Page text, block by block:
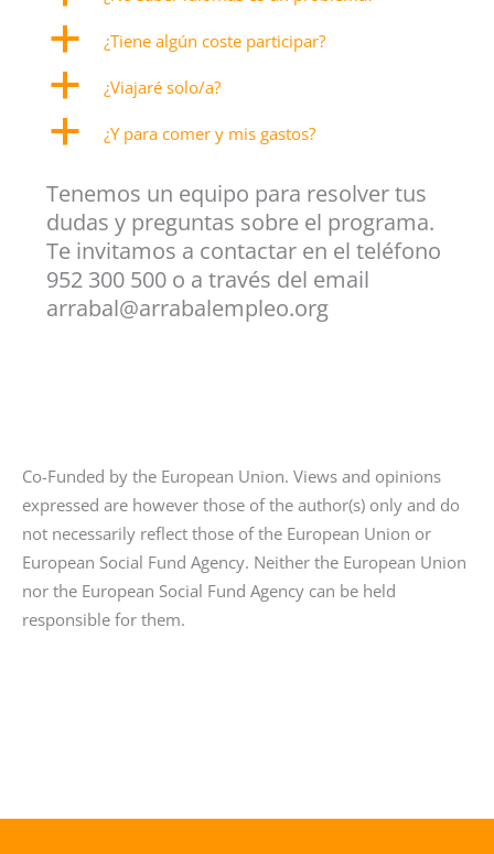
a ¿Tiene algún coste participar?
a ¿Viajaré solo/a?
a ¿Y para comer y mis gastos?
Tenemos un equipo para resolver tus
dudas y preguntas sobre el programa.
Te invitamos a contactar en el teléfono
952 300 500 o a través del email
arrabal@arrabalempleo.org
Co-Funded by the European Union. Views and opinions
expressed are however those of the author(s) only and do
not necessarily reflect those of the European Union or
European Social Fund Agency. Neither the European Union
nor the European Social Fund Agency can be held
responsible for them.